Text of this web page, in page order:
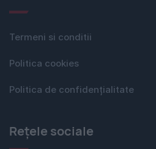
Termeni si conditii
Politica cookies
Politica de confidențialitate
Rețele sociale